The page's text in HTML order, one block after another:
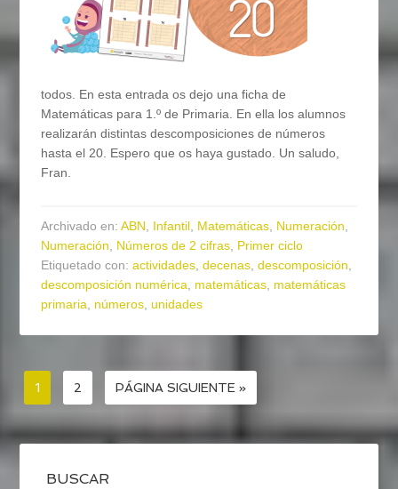
todos. En esta entrada os dejo una ficha de
Matemáticas para 1.º de Primaria. En ella los alumnos
realizarán distintas descomposiciones de números
hasta el 20. Espero que os haya gustado. Un saludo,
Fran.
Archivado en:ABN, Infantil, Matemáticas, Numeración,
Numeración, Números de 2 cifras, Primer ciclo
Etiquetado con:actividades,decenas,descomposición,
descomposición numérica, matemáticas, matemáticas
primaria, números,unidades
1 2 PÁGINA SIGUIENTE »
BUSCAR